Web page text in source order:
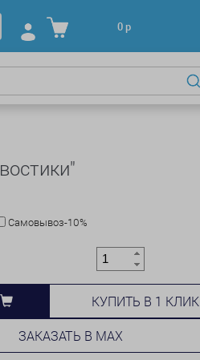
0р
Самовывоз-10%
КУПИТЬ В 1 КЛИК
ЗАКАЗАТЬ В MAX